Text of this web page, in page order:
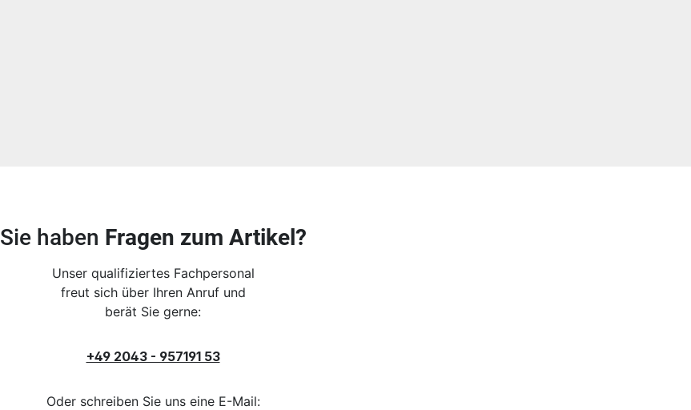
Sie haben Fragen zum Artikel?
Unser qualifiziertes Fachpersonal
freut sich über Ihren Anruf und
berät Sie gerne:
+49 2043 - 957191 53
Oder schreiben Sie uns eine E-Mail: